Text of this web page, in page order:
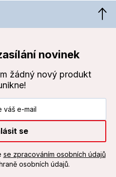
novinek
žádný nový produkt
se
se zpracováním osobních údajů
osobních údajů.